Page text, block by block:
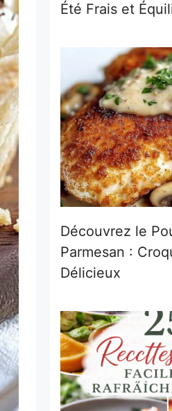
Été Frais et
Découvrez le
Parmesan :
Délicieux